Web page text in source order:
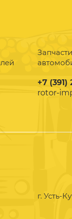
+7 (391)
rotor-
г. Усть-